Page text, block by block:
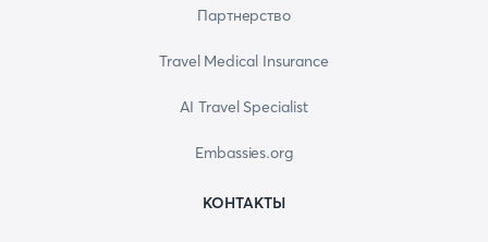
Партнерство
Travel Medical Insurance
AI Travel Specialist
Embassies.org
КОНТАКТЫ